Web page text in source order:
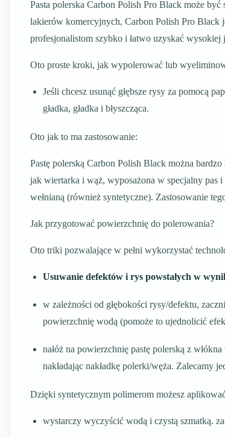
Pasta polerska Carbon Polish Pro Black może
lakierów komercyjnych, Carbon Polish Pro Black
profesjonalistom szybko i łatwo uzyskać
Oto proste kroki, jak wypolerować lub
Jeśli chcesz usunąć głębsze rysy za pomocą
gładka, gładka i błyszcząca.
Oto jak to ma zastosowanie:
Pastę polerską Carbon Polish Black można
jak wiertarka i wąż, wyposażona w specjalny pas
wełnianą (również syntetyczne). Zastosowanie
Jak przygotować powierzchnię do polerowania?
Oto triki pozwalające w pełni wykorzystać
Usuwanie defektów i rys powstałych w
w zależności od głębokości rysy/defektu,
powierzchnię wodą (pomoże to ujednolicić
nałóż na powierzchnię pastę polerską z
nakładając nakładkę polerki/węża. Zalecamy
Dzięki syntetycznym polimerom możesz
wystarczy wyczyścić wodą i czystą szmatką.